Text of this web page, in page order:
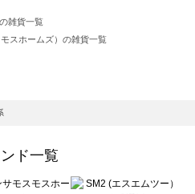
雑貨一覧
スホームズ）の雑貨一覧
イサマンサモスモス）の雑貨一覧
ブルー）の雑貨一覧
ド一覧